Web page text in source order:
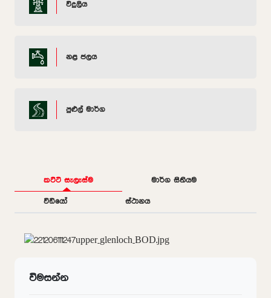
විදුලිය
නළ ජලය
පුළුල් මාර්ග
කට්ටි සැලැස්ම මාර්ග සිතියම
වීඩියෝ ස්ථානය
විමසන්න